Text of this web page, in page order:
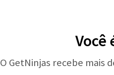
Você
O GetNinjas recebe mais